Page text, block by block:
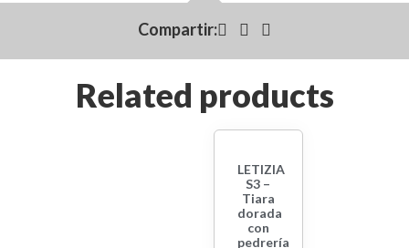
Compartir:
Related products
LETIZIA
S3 –
Tiara
dorada
con
pedrería